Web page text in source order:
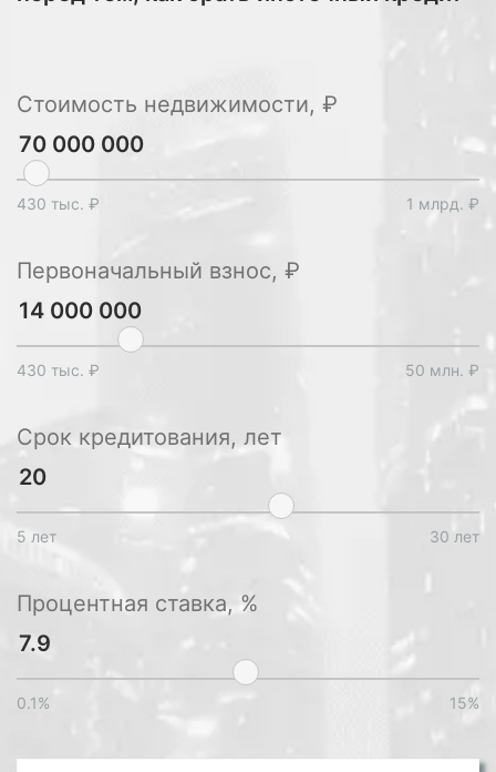
Стоимость недвижимости, ₽
430 тыс. ₽ 1 млрд. ₽
Первоначальный взнос, ₽
430 тыс. ₽ 50 млн. ₽
Срок кредитования, лет
5 лет 30 лет
Процентная ставка, %
0.1% 15%